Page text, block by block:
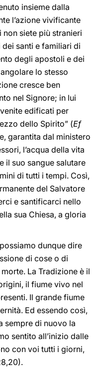
insieme dalla
l’azione vivificante
siete più stranieri
santi e familiari di
degli apostoli e dei
lo stesso
cresce ben
nel Signore; in lui
edificati per
dello Spirito” (Ef
garantita dal ministero
l’acqua della vita
il suo sangue salutare
di tutti i tempi. Così,
del Salvatore
e santificarci nello
sua Chiesa, a gloria
dunque dire
di cose o di
La Tradizione è il
il fiume vivo nel
Il grande fiume
Ed essendo così,
sempre di nuovo la
sentito all’inizio dalle
con voi tutti i giorni,